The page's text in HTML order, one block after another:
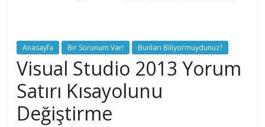
Anasayfa Bir Sorunum Var! Bunları Biliyormuydunuz?
Visual Studio 2013 Yorum
Satırı Kısayolunu
Değiştirme